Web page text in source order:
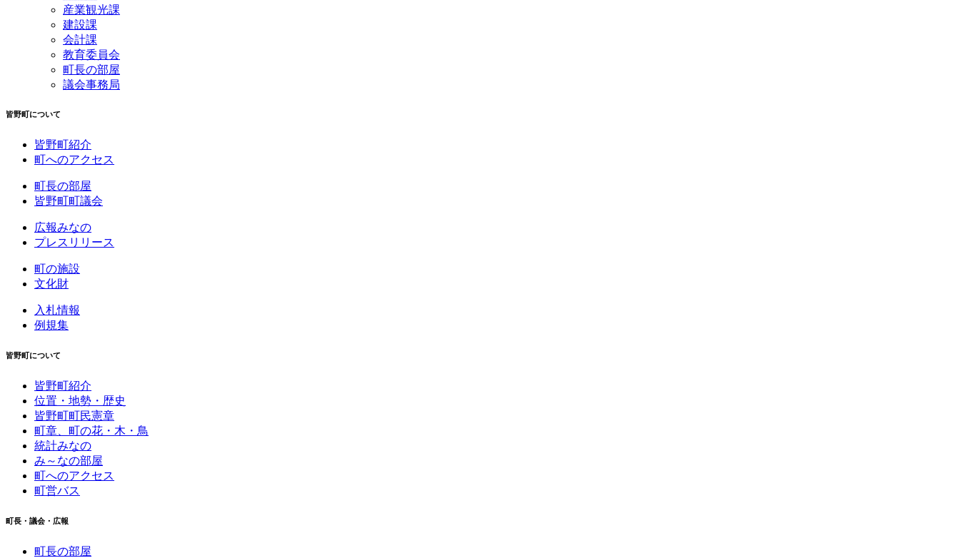
産業観光課
建設課
会計課
教育委員会
町長の部屋
議会事務局
皆野町について
皆野町紹介
町へのアクセス
町長の部屋
皆野町町議会
広報みなの
プレスリリース
町の施設
文化財
入札情報
例規集
皆野町について
皆野町紹介
位置・地勢・歴史
皆野町町民憲章
町章、町の花・木・鳥
統計みなの
み～なの部屋
町へのアクセス
町営バス
町長・議会・広報
町長の部屋